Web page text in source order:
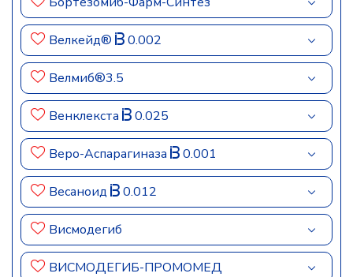
Велкейд® 0.002
Велмиб®3.5
Венклекста 0.025
Веро-Аспарагиназа 0.001
Весаноид 0.012
Висмодегиб
ВИСМОДЕГИБ-ПРОМОМЕД